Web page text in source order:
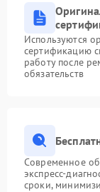
Используются
сертификацию
работу после
обязательств
Современное
экспресс-
сроки,